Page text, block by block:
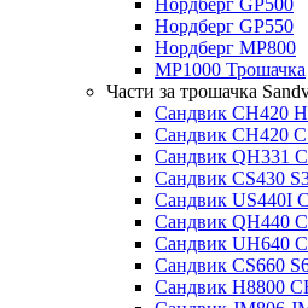
Нордберг GP500
Нордберг GP550
Нордберг MP800
MP1000 Трошачка
Части за трошачка
Сандвик CH420
Сандвик CH420
Сандвик QH331
Сандвик CS430
Сандвик US440I
Сандвик QH440
Сандвик UH640
Сандвик CS660
Сандвик H8800